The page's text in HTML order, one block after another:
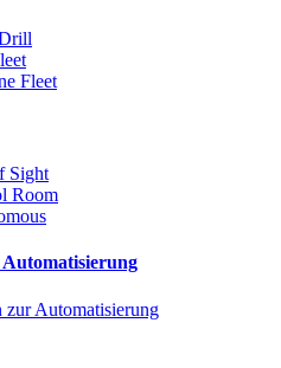
Fleet
Sight
Room
Automatisierung